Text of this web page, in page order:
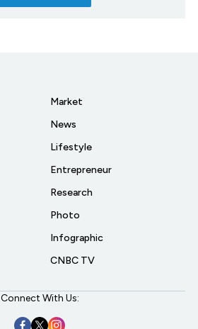
Market
News
Lifestyle
Entrepreneur
Research
Photo
Infographic
CNBC TV
Connect With Us: